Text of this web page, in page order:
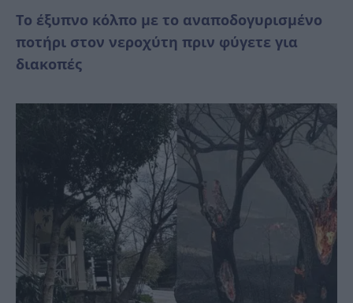
Το έξυπνο κόλπο με το αναποδογυρισμένο
ποτήρι στον νεροχύτη πριν φύγετε για
διακοπές